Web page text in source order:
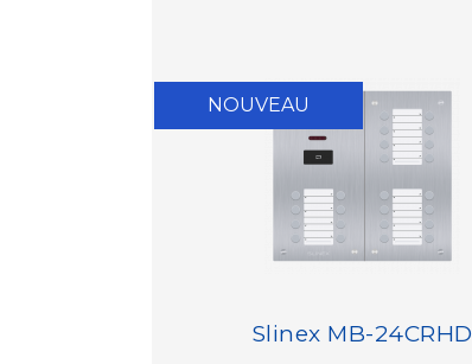
NOUVEAU
Slinex MB-24CRHD